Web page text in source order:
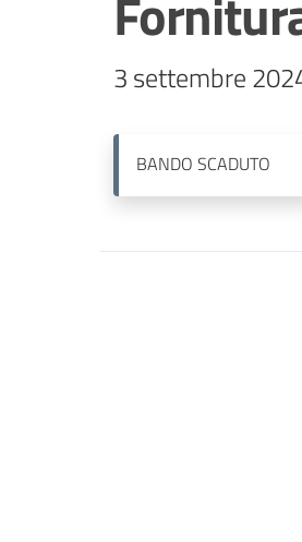
3 settembre
BANDO SCADUTO